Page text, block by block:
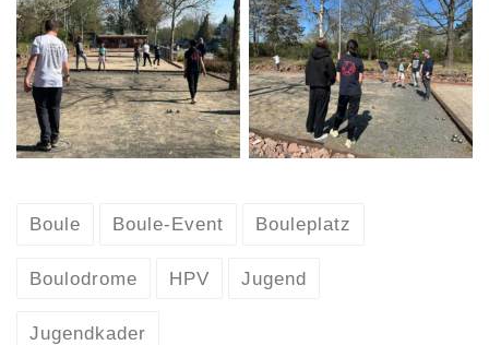
Trainingsmomente Trainingsmomente
Boule Boule-Event Bouleplatz
Boulodrome HPV Jugend
Jugendkader